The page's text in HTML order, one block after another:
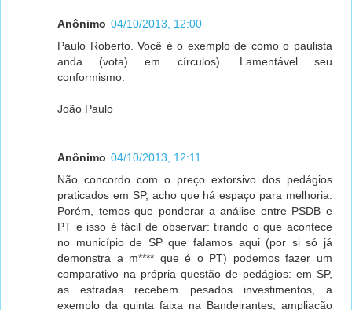
Anônimo 04/10/2013, 12:00
Paulo Roberto. Você é o exemplo de como o paulista
anda (vota) em círculos). Lamentável seu
conformismo.
João Paulo
Anônimo 04/10/2013, 12:11
Não concordo com o preço extorsivo dos pedágios
praticados em SP, acho que há espaço para melhoria.
Porém, temos que ponderar a análise entre PSDB e
PT e isso é fácil de observar: tirando o que acontece
no município de SP que falamos aqui (por si só já
demonstra a m**** que é o PT) podemos fazer um
comparativo na própria questão de pedágios: em SP,
as estradas recebem pesados investimentos, a
exemplo da quinta faixa na Bandeirantes, ampliação